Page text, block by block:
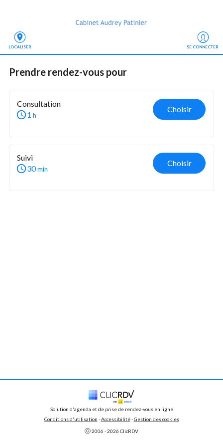
LOCALISER SE CONNECTER
Prendre rendez-vous pour
Choisir
Consultation
1 h
Choisir
Suivi
30min
Solution d'agenda et de prise de rendez-vous en ligne
Conditions d'utilisation - Accessibilité - Gestion des cookies
ⓒ 2006 - 2026 ClicRDV